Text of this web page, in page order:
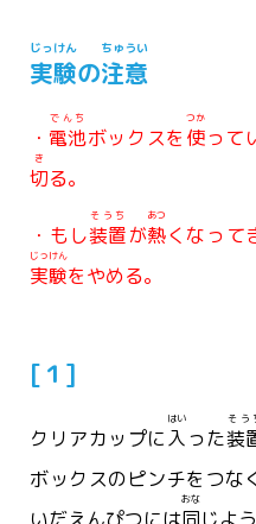
実験
じっけん
の注意
ちゅうい
・ 電池
でんち
ボックスを 使
つか
って
切
き
る。
・もし装置
そうち
が熱
あつ
くなって
実験
じっけん
をやめる。
[１]
クリアカップに入
はい
った装
そう
ボックスのピンチをつな
いだえんぴつには同
おな
じよ